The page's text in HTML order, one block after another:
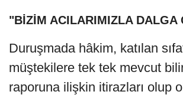
"BİZİM ACILARIMIZLA DALGA
Duruşmada hâkim, katılan
müştekilere tek tek mevcut
raporuna ilişkin itirazları olup